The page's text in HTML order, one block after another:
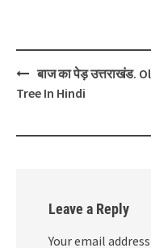
Post
navigation
बाज का पेड़ उत्तराखंड.
Tree In Hindi
Leave a Reply
Your email